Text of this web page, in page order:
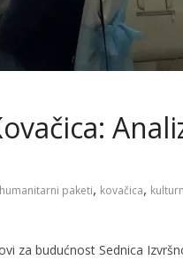
humanitarni paketi, kovačica,
za budućnost Sednica